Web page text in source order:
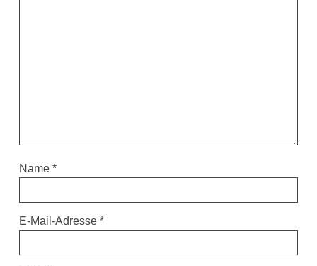
Name *
E-Mail-Adresse *